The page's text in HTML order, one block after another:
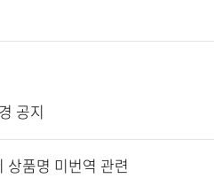
공지
상품명 미번역 관련